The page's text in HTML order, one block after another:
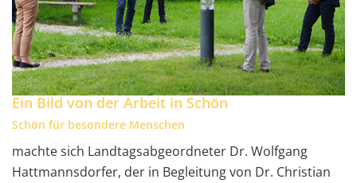
Ein Bild von der Arbeit in Schön
Schön für besondere Menschen
machte sich Landtagsabgeordneter Dr. Wolfgang
Hattmannsdorfer, der in Begleitung von Dr. Christian